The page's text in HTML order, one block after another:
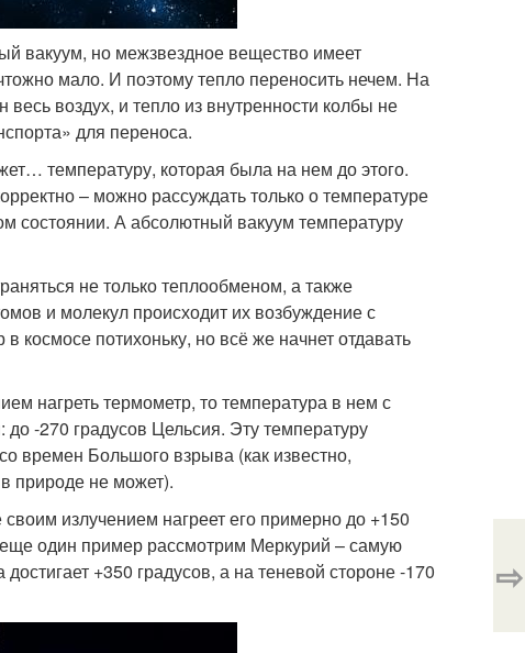
вакуум, но межзвездное вещество имеет
мало. И поэтому тепло переносить нечем. На
воздух, и тепло из внутренности колбы не
для переноса.
температуру, которая была на нем до этого.
– можно рассуждать только о температуре
состоянии. А абсолютный вакуум температуру
не только теплообменом, а также
и молекул происходит их возбуждение с
космосе потихоньку, но всё же начнет отдавать
нагреть термометр, то температура в нем с
-270 градусов Цельсия. Эту температуру
времен Большого взрыва (как известно,
природе не может).
излучением нагреет его примерно до +150
еще один пример рассмотрим Меркурий – самую
+350 градусов, а на теневой стороне -170
⇨